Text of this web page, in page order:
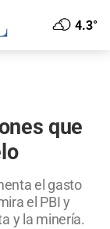
4.3°
que
el gasto
el PBI y
y la minería.